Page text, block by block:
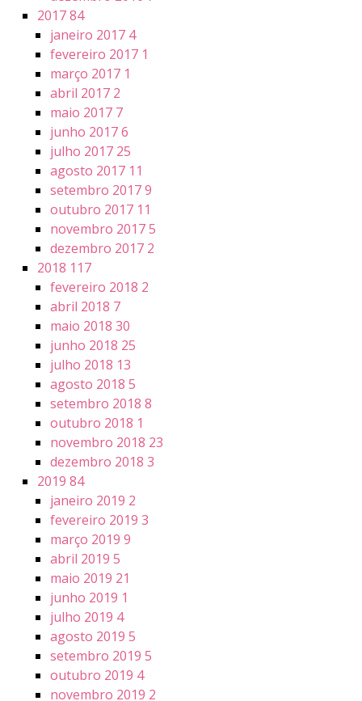
201784
janeiro 2017 4
fevereiro 2017 1
março 2017 1
abril 2017 2
maio 2017 7
junho 20176
julho 2017 25
agosto 2017 11
setembro 20179
outubro 2017 11
novembro 20175
dezembro 2017 2
2018 117
fevereiro 2018 2
abril 2018 7
maio 2018 30
junho 2018 25
julho 2018 13
agosto 2018 5
setembro 2018 8
outubro 2018 1
novembro 2018 23
dezembro 2018 3
2019 84
janeiro 2019 2
fevereiro 2019 3
março 2019 9
abril 2019 5
maio 2019 21
junho 2019 1
julho 2019 4
agosto 2019 5
setembro 2019 5
outubro 2019 4
novembro 2019 2